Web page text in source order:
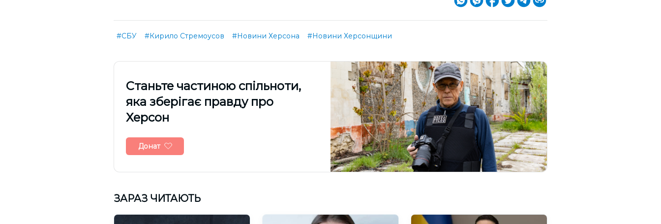
#СБУ #Кирило Стремоусов #Новини Херсона #Новини Херсонщини
Cтаньте частиною спільноти,
яка зберігає правду про
Херсон
Донат
ЗАРАЗ ЧИТАЮТЬ